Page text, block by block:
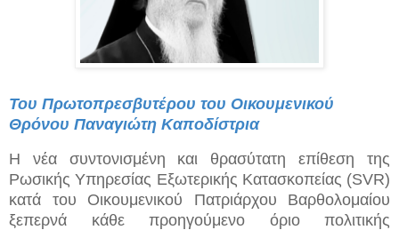
Του Πρωτοπρεσβυτέρου του Οικουμενικού
Θρόνου Παναγιώτη Καποδίστρια
Η νέα συντονισμένη και θρασύτατη επίθεση της
Ρωσικής Υπηρεσίας Εξωτερικής Κατασκοπείας (SVR)
κατά του Οικουμενικού Πατριάρχου Βαρθολομαίου
ξεπερνά κάθε προηγούμενο όριο πολιτικής